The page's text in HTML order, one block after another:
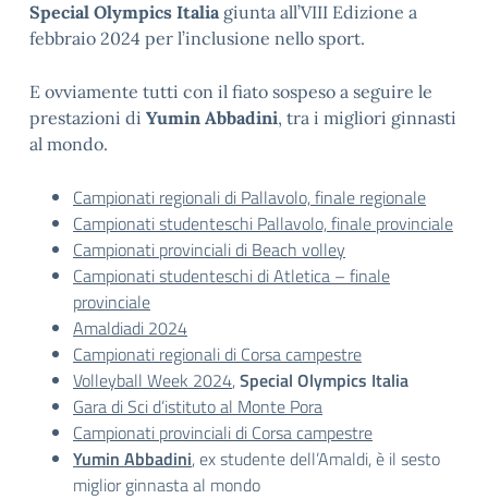
Special Olympics Italiagiunta all’VIII Edizione a
febbraio 2024 per l’inclusione nello sport.
E ovviamente tutti con il fiato sospeso a seguire le
prestazioni di Yumin Abbadini, tra i migliori ginnasti
al mondo.
Campionati regionali di Pallavolo, finale regionale
Campionati studenteschi Pallavolo, finale provinciale
Campionati provinciali di Beach volley
Campionati studenteschi di Atletica – finale
provinciale
Amaldiadi 2024
Campionati regionali di Corsa campestre
Volleyball Week 2024,Special Olympics Italia
Gara di Sci d’istituto al Monte Pora
Campionati provinciali di Corsa campestre
Yumin Abbadini, ex studente dell’Amaldi, è il sesto
miglior ginnasta al mondo